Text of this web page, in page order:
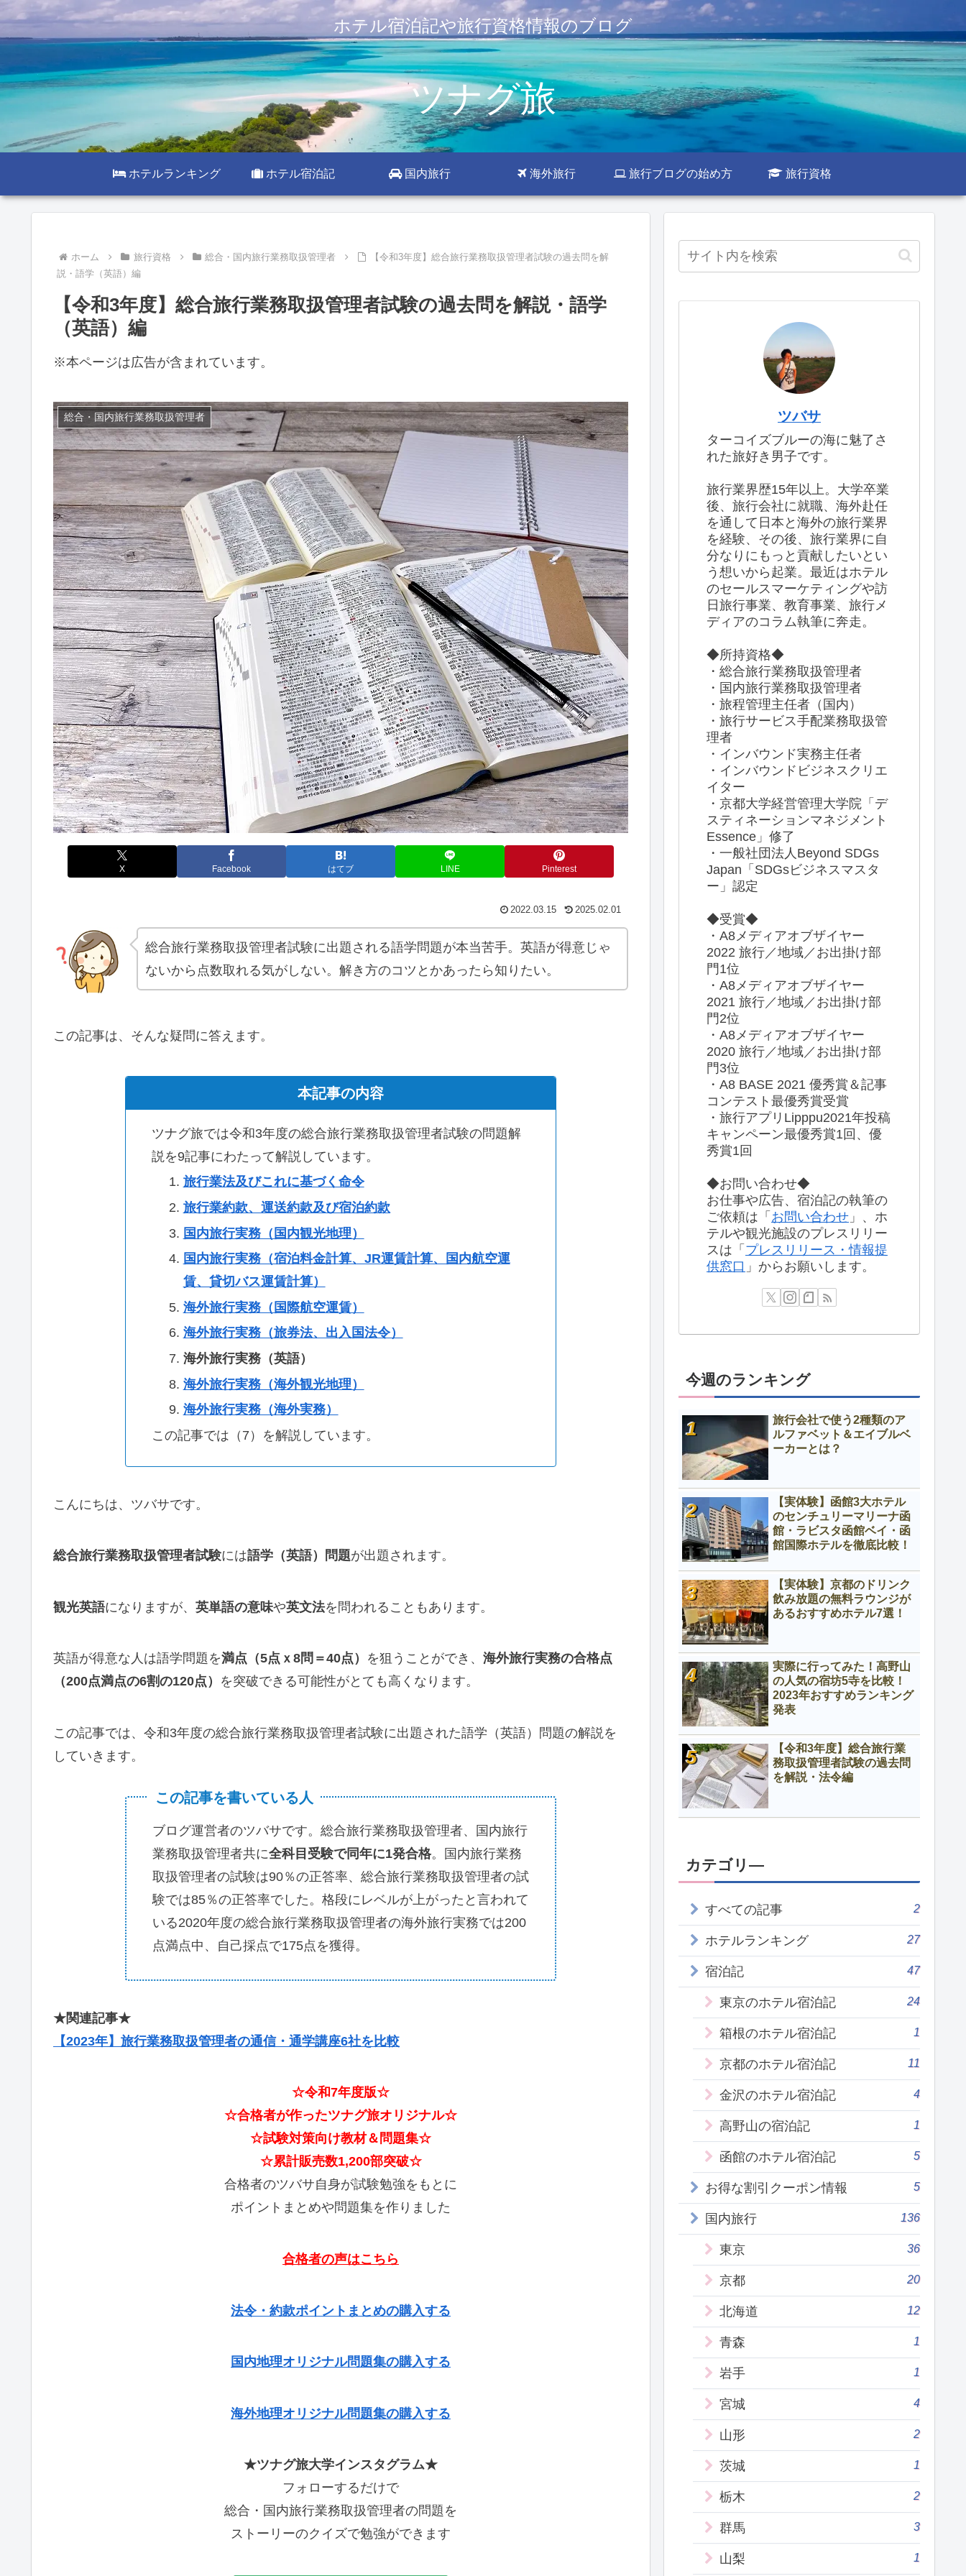
ホテル宿泊記や旅行資格情報のブログ
ツナグ旅
ホテルランキング ホテル宿泊記 国内旅行 海外旅行 旅行ブログの始め方 旅行資格
ホーム 旅行資格 総合・国内旅行業務取扱管理者
【令和3年度】総合旅行業務取扱管理者試験の過去問を解
説・語学（英語）編
【令和3年度】総合旅行業務取扱管理者試験の過去問を解説・語学
（英語）編
※本ページは広告が含まれています。
総合・国内旅行業務取扱管理者
X Facebook はてブ LINE Pinterest
2022.03.15 2025.02.01
総合旅行業務取扱管理者試験に出題される語学問題が本当苦手。英語が得意じゃ
ないから点数取れる気がしない。解き方のコツとかあったら知りたい。
この記事は、そんな疑問に答えます。
本記事の内容
ツナグ旅では令和3年度の総合旅行業務取扱管理者試験の問題解
説を9記事にわたって解説しています。
旅行業法及びこれに基づく命令
旅行業約款、運送約款及び宿泊約款
国内旅行実務（国内観光地理）
国内旅行実務（宿泊料金計算、JR運賃計算、国内航空運
賃、貸切バス運賃計算）
海外旅行実務（国際航空運賃）
海外旅行実務（旅券法、出入国法令）
海外旅行実務（英語）
海外旅行実務（海外観光地理）
海外旅行実務（海外実務）
この記事では（7）を解説しています。
こんにちは、ツバサです。
総合旅行業務取扱管理者試験には語学（英語）問題が出題されます。
観光英語になりますが、 英単語の意味や英文法を問われることもあります。
英語が得意な人は語学問題を満点（5点ｘ8問＝40点） を狙うことができ、 海外旅行実務の合格点
（200点満点の6割の120点） を突破できる可能性がとても高くなります。
この記事では、令和3年度の総合旅行業務取扱管理者試験に出題された語学（英語）問題の解説を
していきます。
この記事を書いている人
ブログ運営者のツバサです。総合旅行業務取扱管理者、国内旅行
業務取扱管理者共に全科目受験で同年に1発合格。国内旅行業務
取扱管理者の試験は90％の正答率、総合旅行業務取扱管理者の試
験では85％の正答率でした。格段にレベルが上がったと言われて
いる2020年度の総合旅行業務取扱管理者の海外旅行実務では200
点満点中、自己採点で175点を獲得。
★関連記事★
【2023年】旅行業務取扱管理者の通信・通学講座6社を比較
☆令和7年度版☆
☆合格者が作ったツナグ旅オリジナル☆
☆試験対策向け教材＆問題集☆
☆累計販売数1,200部突破☆
合格者のツバサ自身が試験勉強をもとに
ポイントまとめや問題集を作りました
合格者の声はこちら
法令・約款ポイントまとめの購入する
国内地理オリジナル問題集の購入する
海外地理オリジナル問題集の購入する
★ツナグ旅大学インスタグラム★
フォローするだけで
総合・国内旅行業務取扱管理者の問題を
ストーリーのクイズで勉強ができます
ツバサ
ターコイズブルーの海に魅了さ
れた旅好き男子です。
旅行業界歴15年以上。大学卒業
後、旅行会社に就職、海外赴任
を通して日本と海外の旅行業界
を経験、その後、旅行業界に自
分なりにもっと貢献したいとい
う想いから起業。最近はホテル
のセールスマーケティングや訪
日旅行事業、教育事業、旅行メ
ディアのコラム執筆に奔走。
◆所持資格◆
・総合旅行業務取扱管理者
・国内旅行業務取扱管理者
・旅程管理主任者（国内）
・旅行サービス手配業務取扱管
理者
・インバウンド実務主任者
・インバウンドビジネスクリエ
イター
・京都大学経営管理大学院「デ
スティネーションマネジメント
Essence」修了
・一般社団法人Beyond SDGs
Japan「SDGsビジネスマスタ
ー」認定
◆受賞◆
・A8メディアオブザイヤー
2022 旅行／地域／お出掛け部
門1位
・A8メディアオブザイヤー
2021 旅行／地域／お出掛け部
門2位
・A8メディアオブザイヤー
2020 旅行／地域／お出掛け部
門3位
・A8 BASE 2021 優秀賞＆記事
コンテスト最優秀賞受賞
・旅行アプリLipppu2021年投稿
キャンペーン最優秀賞1回、優
秀賞1回
◆お問い合わせ◆
お仕事や広告、宿泊記の執筆の
ご依頼は「 お問い合わせ 」、ホ
テルや観光施設のプレスリリー
スは「 プレスリリース・情報提
供窓口 」からお願いします。
今週のランキング
旅行会社で使う2種類のア
ルファベット＆エイブルベ
ーカーとは？
【実体験】函館3大ホテル
のセンチュリーマリーナ函
館・ラビスタ函館ベイ・函
館国際ホテルを徹底比較！
【実体験】京都のドリンク
飲み放題の無料ラウンジが
あるおすすめホテル7選！
実際に行ってみた！高野山
の人気の宿坊5寺を比較！
2023年おすすめランキング
発表
【令和3年度】総合旅行業
務取扱管理者試験の過去問
を解説・法令編
カテゴリ―
すべての記事 2
ホテルランキング 27
宿泊記 47
東京のホテル宿泊記 24
箱根のホテル宿泊記 1
京都のホテル宿泊記 11
金沢のホテル宿泊記 4
高野山の宿泊記 1
函館のホテル宿泊記 5
お得な割引クーポン情報 5
国内旅行 136
東京 36
京都 20
北海道 12
青森 1
岩手 1
宮城 4
山形 2
茨城 1
栃木 2
群馬 3
山梨 1